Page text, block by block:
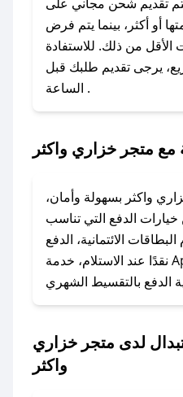
لإضافته بسرعة.
### كيفية استخدام كود خصم متجر خزاري واكثر؟
1. انسخ كود الخصم من تطبيق صحصح.
2. الصقه في خانة الدفع عند التسوق من متجر
خزاري واكثر.
### ماذا أفعل إذا لم يعمل كود الخصم؟
أو البريد الإلكتروني،
في أسرع وقت ممكن.
### ماذا أفعل إذا لم أجد كود خصم لمتجري
المفضل؟
لمتجرك المفضل، يمكنك
أسرع وقت ممكن.
أو أكثر، بينما يتم فرض
من ذلك. للاستفادة
يرجى تقديم طلبك قبل
الساعة .
مع متجر خزاري واكثر
واكثر بسهولة وأمان،
الدفع التي تناسب
الائتمانية، الدفع
نقدًا عند الاستلام، خدمة Apple Pay، بالإضافة إلى
لدى متجر خزاري
واكثر